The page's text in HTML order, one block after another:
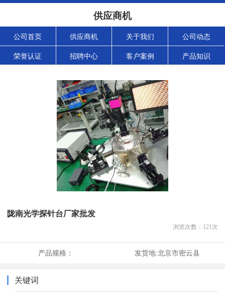
供应商机
公司首页 供应商机 关于我们 公司动态
荣誉认证 招聘中心 客户案例 产品知识
陇南光学探针台厂家批发
浏览次数： 121次
产品规格： 发货地:北京市密云县
关键词